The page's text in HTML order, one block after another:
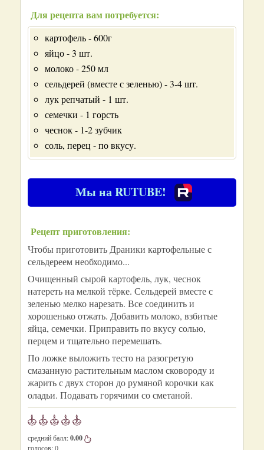
Для рецепта вам потребуется:
картофель - 600г
яйцо - 3 шт.
молоко - 250 мл
сельдерей (вместе с зеленью) - 3-4 шт.
лук репчатый - 1 шт.
семечки - 1 горсть
чеснок - 1-2 зубчик
соль, перец - по вкусу.
Мы на RUTUBE!
Рецепт приготовления:
Чтобы приготовить Драники картофельные с
сельдереем необходимо...
Очищенный сырой картофель, лук, чеснок
натереть на мелкой тёрке. Сельдерей вместе с
зеленью мелко нарезать. Все соединить и
хорошенько отжать. Добавить молоко, взбитые
яйца, семечки. Приправить по вкусу солью,
перцем и тщательно перемешать.
По ложке выложить тесто на разогретую
смазанную растительным маслом сковороду и
жарить с двух сторон до румяной корочки как
оладьи. Подавать горячими со сметаной.
средний балл:0.00
голосов:0